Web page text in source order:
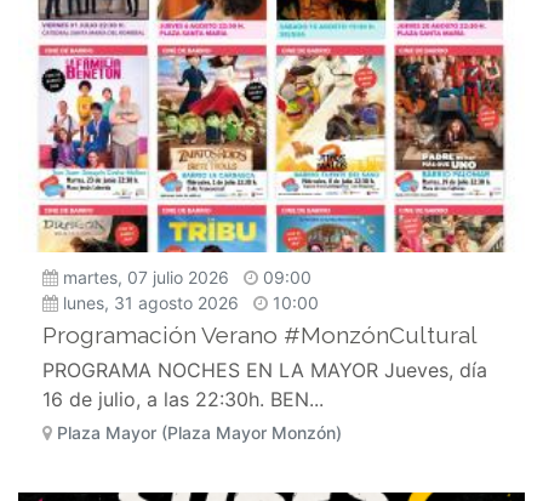
martes, 07 julio 2026
09:00
lunes, 31 agosto 2026
10:00
Programación Verano #MonzónCultural
PROGRAMA NOCHES EN LA MAYOR Jueves, día
16 de julio, a las 22:30h. BEN...
Plaza Mayor (Plaza Mayor Monzón)